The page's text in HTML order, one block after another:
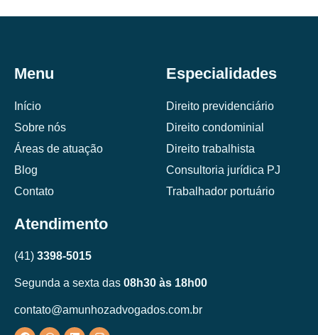
Menu
Início
Sobre nós
Áreas de atuação
Blog
Contato
Especialidades
Direito previdenciário
Direito condominial
Direito trabalhista
Consultoria jurídica PJ
Trabalhador portuário
Atendimento
(41) 3398-5015
Segunda a sexta das 08h30 às 18h00
contato@amunhozadvogados.com.br